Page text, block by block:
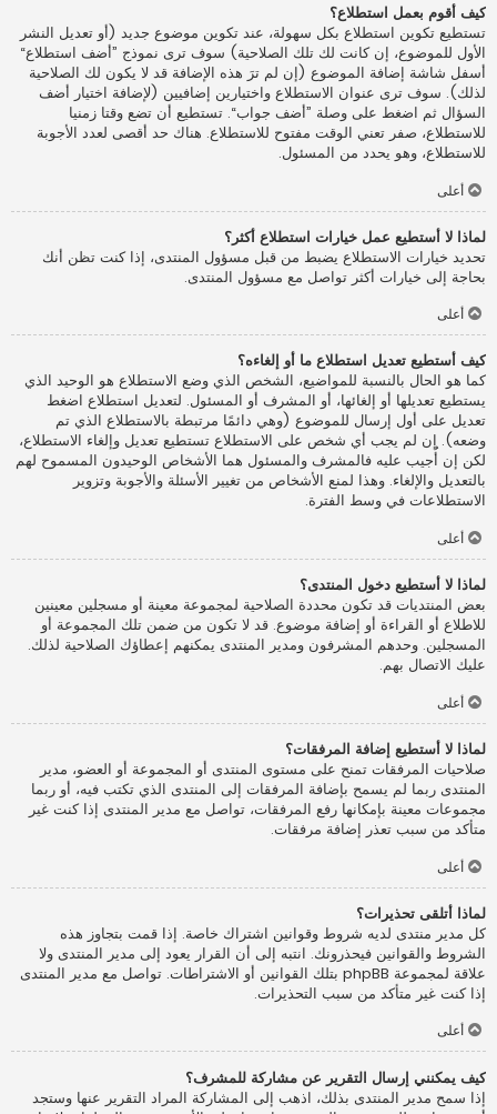
كيف أقوم بعمل استطلاع؟
تستطيع تكوين استطلاع بكل سهولة، عند تكوين موضوع جديد (أو تعديل النشر
الأول للموضوع، إن كانت لك تلك الصلاحية) سوف ترى نموذج ”أضف استطلاع“
أسفل شاشة إضافة الموضوع (إن لم ترَ هذه الإضافة قد لا يكون لك الصلاحية
لذلك). سوف ترى عنوان الاستطلاع واختيارين إضافيين (لإضافة اختيار أضف
السؤال ثم اضغط على وصلة ”أضف جواب“. تستطيع أن تضع وقتا زمنيا
للاستطلاع، صفر تعني الوقت مفتوح للاستطلاع. هناك حد أقصى لعدد الأجوبة
للاستطلاع، وهو يحدد من المسئول.
أعلى
لماذا لا أستطيع عمل خيارات استطلاع أكثر؟
تحديد خيارات الاستطلاع يضبط من قبل مسؤول المنتدى، إذا كنت تظن أنك
بحاجة إلى خيارات أكثر تواصل مع مسؤول المنتدى.
أعلى
كيف أستطيع تعديل استطلاع ما أو إلغاءه؟
كما هو الحال بالنسبة للمواضيع، الشخص الذي وضع الاستطلاع هو الوحيد الذي
يستطيع تعديلها أو إلغائها، أو المشرف أو المسئول. لتعديل استطلاع اضغط
تعديل على أول إرسال للموضوع (وهي دائمًا مرتبطة بالاستطلاع الذي تم
وضعه). إن لم يجب أي شخص على الاستطلاع تستطيع تعديل وإلغاء الاستطلاع،
لكن إن أُجيب عليه فالمشرف والمسئول هما الأشخاص الوحيدون المسموح لهم
بالتعديل والإلغاء. وهذا لمنع الأشخاص من تغيير الأسئلة والأجوبة وتزوير
الاستطلاعات في وسط الفترة.
أعلى
لماذا لا أستطيع دخول المنتدى؟
بعض المنتديات قد تكون محددة الصلاحية لمجموعة معينة أو مسجلين معينين
للاطلاع أو القراءة أو إضافة موضوع. قد لا تكون من ضمن تلك المجموعة أو
المسجلين. وحدهم المشرفون ومدير المنتدى يمكنهم إعطاؤك الصلاحية لذلك.
عليك الاتصال بهم.
أعلى
لماذا لا أستطيع إضافة المرفقات؟
صلاحيات المرفقات تمنح على مستوى المنتدى أو المجموعة أو العضو، مدير
المنتدى ربما لم يسمح بإضافة المرفقات إلى المنتدى الذي تكتب فيه، أو ربما
مجموعات معينة بإمكانها رفع المرفقات، تواصل مع مدير المنتدى إذا كنت غير
متأكد من سبب تعذر إضافة مرفقات.
أعلى
لماذا أتلقى تحذيرات؟
كل مدير منتدى لديه شروط وقوانين اشتراك خاصة. إذا قمت بتجاوز هذه
الشروط والقوانين فيحذرونك. انتبه إلى أن القرار يعود إلى مدير المنتدى ولا
علاقة لمجموعة phpBB بتلك القوانين أو الاشتراطات. تواصل مع مدير المنتدى
إذا كنت غير متأكد من سبب التحذيرات.
أعلى
كيف يمكنني إرسال التقرير عن مشاركة للمشرف؟
إذا سمح مدير المنتدى بذلك، اذهب إلى المشاركة المراد التقرير عنها وستجد